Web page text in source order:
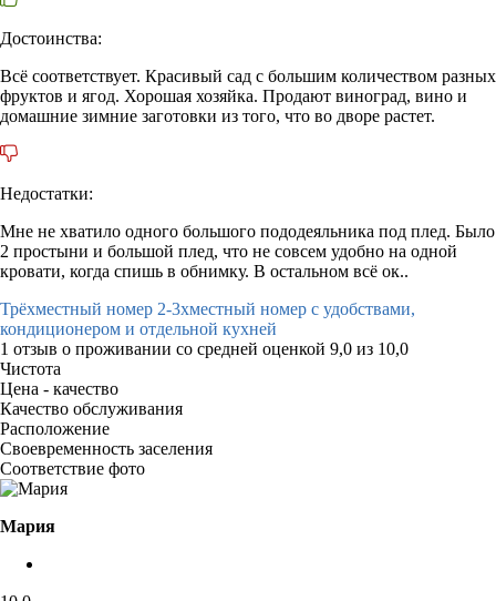
Достоинства:
Всё соответствует. Красивый сад с большим количеством разных
фруктов и ягод. Хорошая хозяйка. Продают виноград, вино и
домашние зимние заготовки из того, что во дворе растет.
Недостатки:
Мне не хватило одного большого пододеяльника под плед. Было
2 простыни и большой плед, что не совсем удобно на одной
кровати, когда спишь в обнимку. В остальном всё ок..
Трёхместный номер 2-3хместный номер с удобствами,
кондиционером и отдельной кухней
1 отзыв о проживании со средней оценкой 9,0 из 10,0
Чистота
Цена - качество
Качество обслуживания
Расположение
Своевременность заселения
Соответствие фото
Мария